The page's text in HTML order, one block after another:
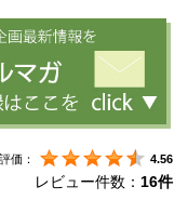
価： 4.56
レビュー件数： 16件